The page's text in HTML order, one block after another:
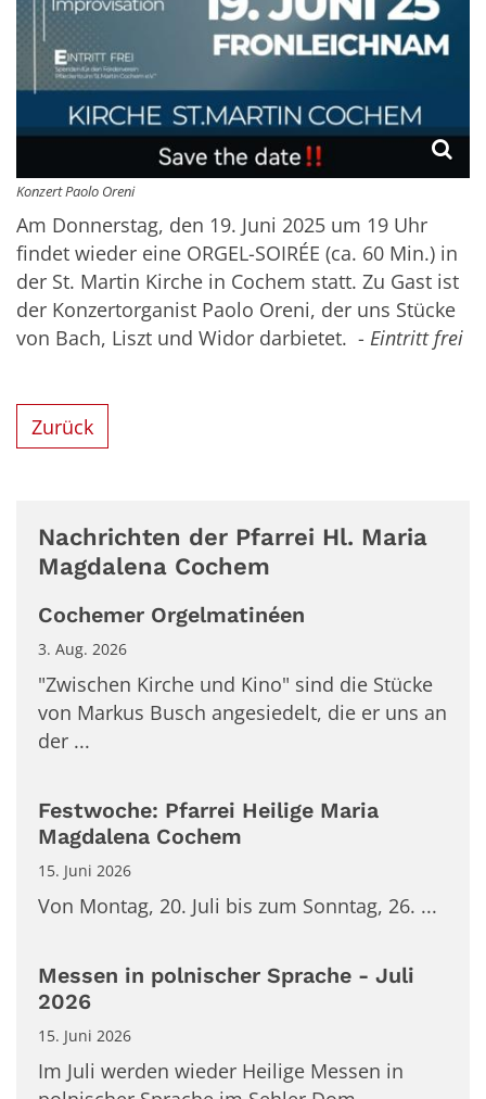
Konzert Paolo Oreni
Am Donnerstag, den 19. Juni 2025 um 19 Uhr
findet wieder eine ORGEL-SOIRÉE (ca. 60 Min.) in
der St. Martin Kirche in Cochem statt. Zu Gast ist
der Konzertorganist Paolo Oreni, der uns Stücke
von Bach, Liszt und Widor darbietet. - Eintritt frei
Zurück
Nachrichten der Pfarrei Hl. Maria
Magdalena Cochem
Cochemer Orgelmatinéen
3. Aug. 2026
"Zwischen Kirche und Kino" sind die Stücke
von Markus Busch angesiedelt, die er uns an
der ...
Festwoche: Pfarrei Heilige Maria
Magdalena Cochem
15. Juni 2026
Von Montag, 20. Juli bis zum Sonntag, 26. ...
Messen in polnischer Sprache - Juli
2026
15. Juni 2026
Im Juli werden wieder Heilige Messen in